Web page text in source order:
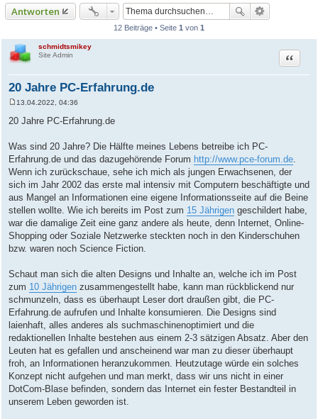
Antworten
12 Beiträge • Seite 1 von 1
schmidtsmikey
Site Admin
20 Jahre PC-Erfahrung.de
Zitat
e
i
r
a
g
13.04.2022, 04:36
20 Jahre PC-Erfahrung.de
Was sind 20 Jahre? Die Hälfte meines Lebens betreibe ich PC-
Erfahrung.de und das dazugehörende Forum http://www.pce-forum.de.
Wenn ich zurückschaue, sehe ich mich als jungen Erwachsenen, der
sich im Jahr 2002 das erste mal intensiv mit Computern beschäftigte und
aus Mangel an Informationen eine eigene Informationsseite auf die Beine
stellen wollte. Wie ich bereits im Post zum 15 Jährigen geschildert habe,
war die damalige Zeit eine ganz andere als heute, denn Internet, Online-
Shopping oder Soziale Netzwerke steckten noch in den Kinderschuhen
bzw. waren noch Science Fiction.
Schaut man sich die alten Designs und Inhalte an, welche ich im Post
zum 10 Jährigen zusammengestellt habe, kann man rückblickend nur
schmunzeln, dass es überhaupt Leser dort draußen gibt, die PC-
Erfahrung.de aufrufen und Inhalte konsumieren. Die Designs sind
laienhaft, alles anderes als suchmaschinenoptimiert und die
redaktionellen Inhalte bestehen aus einem 2-3 sätzigen Absatz. Aber den
Leuten hat es gefallen und anscheinend war man zu dieser überhaupt
froh, an Informationen heranzukommen. Heutzutage würde ein solches
Konzept nicht aufgehen und man merkt, dass wir uns nicht in einer
DotCom-Blase befinden, sondern das Internet ein fester Bestandteil in
unserem Leben geworden ist.